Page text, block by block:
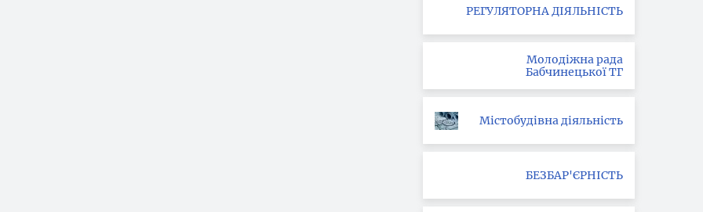
РЕГУЛЯТОРНА ДІЯЛЬНІСТЬ
Молодіжна рада
Бабчинецької ТГ
Містобудівна діяльність
БЕЗБАР'ЄРНІСТЬ